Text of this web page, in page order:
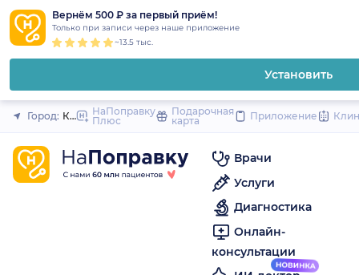
Вернём 500 ₽ за первый приём!
Только при записи через наше приложение
~13.5 тыс.
Установить
Закрыть
Город: КемеровоНаПоправку
Плюс
Подарочная
карта
Приложение
Врачи
Услуги
Диагностика
Онлайн-
консультации